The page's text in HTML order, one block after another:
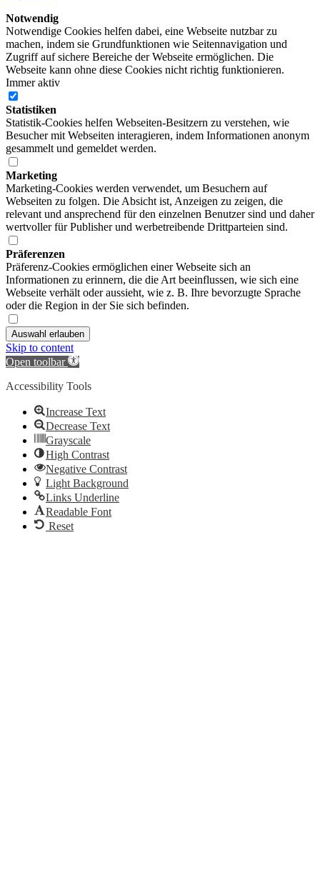
Notwendig
Notwendige Cookies helfen dabei, eine Webseite nutzbar zu
machen, indem sie Grundfunktionen wie Seitennavigation und
Zugriff auf sichere Bereiche der Webseite ermöglichen. Die
Webseite kann ohne diese Cookies nicht richtig funktionieren.
Immer aktiv
Statistiken
Statistik-Cookies helfen Webseiten-Besitzern zu verstehen, wie
Besucher mit Webseiten interagieren, indem Informationen anonym
gesammelt und gemeldet werden.
Marketing
Marketing-Cookies werden verwendet, um Besuchern auf
Webseiten zu folgen. Die Absicht ist, Anzeigen zu zeigen, die
relevant und ansprechend für den einzelnen Benutzer sind und daher
wertvoller für Publisher und werbetreibende Drittparteien sind.
Präferenzen
Präferenz-Cookies ermöglichen einer Webseite sich an
Informationen zu erinnern, die die Art beeinflussen, wie sich eine
Webseite verhält oder aussieht, wie z. B. Ihre bevorzugte Sprache
oder die Region in der Sie sich befinden.
Auswahl erlauben
Skip to content
Open toolbar
Accessibility Tools
Increase Text
Decrease Text
Grayscale
High Contrast
Negative Contrast
Light Background
Links Underline
Readable Font
Reset